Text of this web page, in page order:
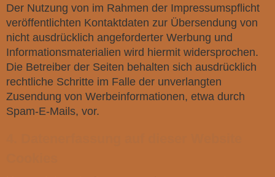
Der Nutzung von im Rahmen der Impressumspflicht
veröffentlichten Kontaktdaten zur Übersendung von
nicht ausdrücklich angeforderter Werbung und
Informationsmaterialien wird hiermit widersprochen.
Die Betreiber der Seiten behalten sich ausdrücklich
rechtliche Schritte im Falle der unverlangten
Zusendung von Werbeinformationen, etwa durch
Spam-E-Mails, vor.